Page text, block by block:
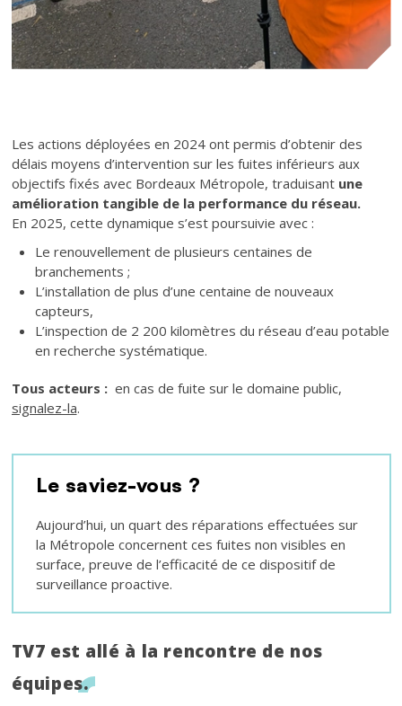
Les actions déployées en 2024 ont permis d’obtenir des
délais moyens d’intervention sur les fuites inférieurs aux
objectifs fixés avec Bordeaux Métropole, traduisant une
amélioration tangible de la performance du réseau.
En 2025, cette dynamique s’est poursuivie avec :
Le renouvellement de plusieurs centaines de
branchements ;
L’installation de plus d’une centaine de nouveaux
capteurs,
L’inspection de 2 200 kilomètres du réseau d’eau potable
en recherche systématique.
Tous acteurs :en cas de fuite sur le domaine public,
signalez-la.
Le saviez-vous ?
Aujourd’hui, un quart des réparations effectuées sur
la Métropole concernent ces fuites non visibles en
surface, preuve de l’efficacité de ce dispositif de
surveillance proactive.
Titre
TV7 est allé à la rencontre de nos
équipes.